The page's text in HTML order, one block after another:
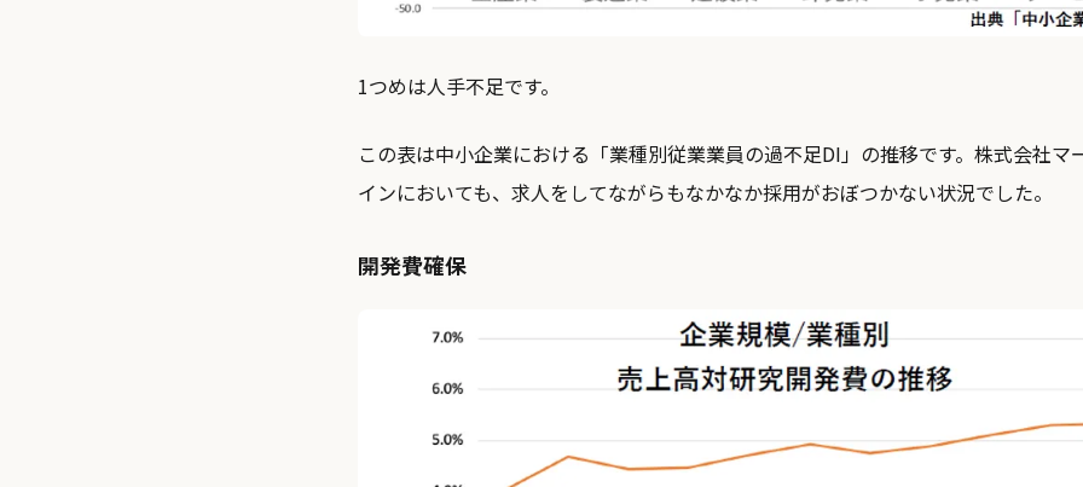
1つめは人手不足です。
この表は中小企業における「業種別従業業員の過不足DI」の推移です。株式会社マ
インにおいても、求人をしてながらもなかなか採用がおぼつかない状況でした。
開発費確保